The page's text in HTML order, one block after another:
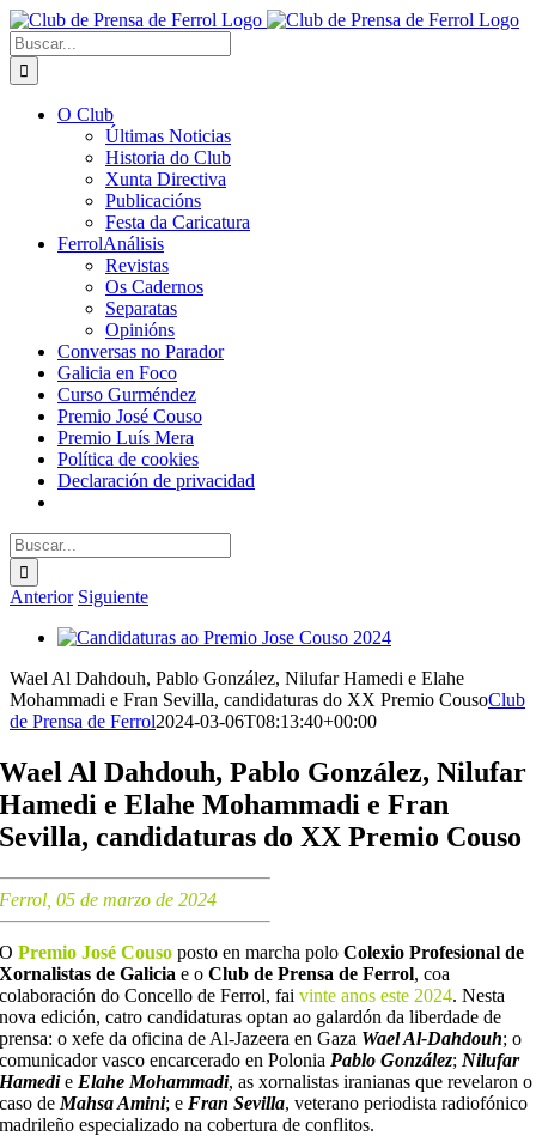
Saltar
al
contenido
Buscar:
O Club
Últimas Noticias
Historia do Club
Xunta Directiva
Publicacións
Festa da Caricatura
FerrolAnálisis
Revistas
Os Cadernos
Separatas
Opinións
Conversas no Parador
Galicia en Foco
Curso Gurméndez
Premio José Couso
Premio Luís Mera
Política de cookies
Declaración de privacidad
Buscar:
Anterior Siguiente
Ver
más
grande
Wael Al Dahdouh, Pablo González, Nilufar Hamedi e Elahe
Mohammadi e Fran Sevilla, candidaturas do XX Premio CousoClub
de Prensa de Ferrol2024-03-06T08:13:40+00:00
Wael Al Dahdouh, Pablo González, Nilufar
Hamedi e Elahe Mohammadi e Fran
Sevilla, candidaturas do XX Premio Couso
Ferrol, 05 de marzo de 2024
OPremio José Couso posto en marcha poloColexio Profesional de
Xornalistas de Galicia e oClub de Prensa de Ferrol, coa
colaboración do Concello de Ferrol, faivinte anos este 2024. Nesta
nova edición, catro candidaturas optan ao galardón da liberdade de
prensa: o xefe da oficina de Al-Jazeera en Gaza Wael Al-Dahdouh; o
comunicador vasco encarcerado en Polonia Pablo González; Nilufar
Hamedie Elahe Mohammadi, as xornalistas iranianas que revelaron o
caso de Mahsa Amini; e Fran Sevilla, veterano periodista radiofónico
madrileño especializado na cobertura de conflitos.